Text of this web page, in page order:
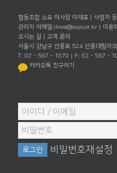
협동조합 소요 이사장 이재포 | 사업자
관리자 이메일:ilove@soyo.or.kr | 이용
오시는 길 | 고객 문의
서울시 강남구 선릉로 524 선릉대림아
T: 02 - 567 - 1070 | F: 02 - 567 -
카카오톡 친구하기
비밀번호재설정